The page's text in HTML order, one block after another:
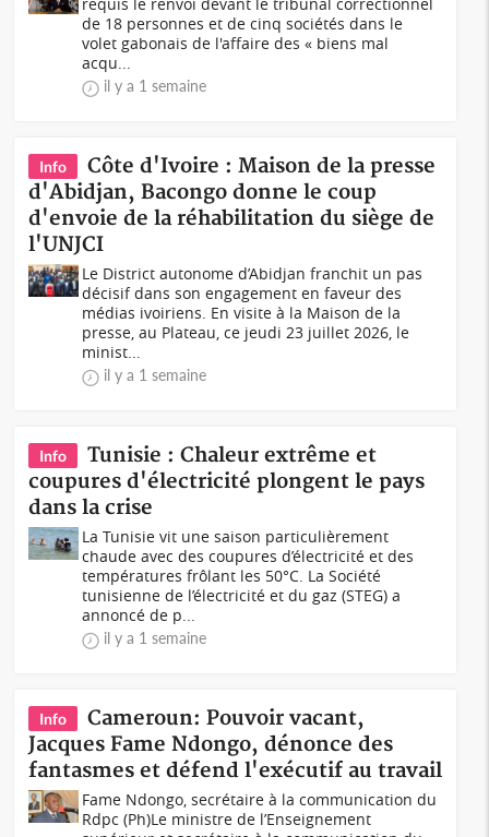
de 18 personnes et de cinq sociétés dans le
volet gabonais de l'affaire des « biens mal
acqu...
il y a 1 semaine
Info
Côte d'Ivoire : Maison de la presse
d'Abidjan, Bacongo donne le coup
d'envoie de la réhabilitation du siège de
l'UNJCI
Le District autonome d’Abidjan franchit un pas
décisif dans son engagement en faveur des
médias ivoiriens. En visite à la Maison de la
presse, au Plateau, ce jeudi 23 juillet 2026, le
minist...
il y a 1 semaine
Info
Tunisie : Chaleur extrême et
coupures d'électricité plongent le pays
dans la crise
La Tunisie vit une saison particulièrement
chaude avec des coupures d’électricité et des
températures frôlant les 50°C. La Société
tunisienne de l’électricité et du gaz (STEG) a
annoncé de p...
il y a 1 semaine
Info
Cameroun: Pouvoir vacant,
Jacques Fame Ndongo, dénonce des
fantasmes et défend l'exécutif au travail
Fame Ndongo, secrétaire à la communication du
Rdpc (Ph)Le ministre de l’Enseignement